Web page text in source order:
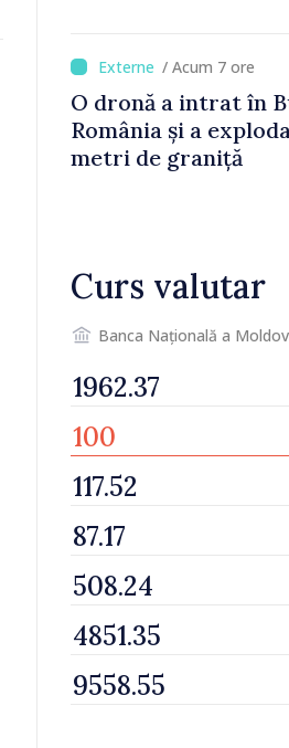
/ Acum 7 ore
O dronă a intrat în
România și a
metri de graniță
Curs valutar
Banca Națională a